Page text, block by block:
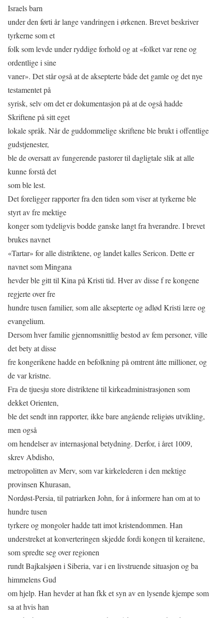
Israels barn
under den førti år lange vandringen i ørkenen. Brevet beskriver
tyrkerne som et
folk som levde under ryddige forhold og at «folket var rene og
ordentlige i sine
vaner». Det står også at de aksepterte både det gamle og det nye
testamentet på
syrisk, selv om det er dokumentasjon på at de også hadde
Skriftene på sitt eget
lokale språk. Når de guddommelige skriftene ble brukt i oﬀentlige
gudstjenester,
ble de oversatt av fungerende pastorer til dagligtale slik at alle
kunne forstå det
som ble lest.
Det foreligger rapporter fra den tiden som viser at tyrkerne ble
styrt av fre mektige
konger som tydeligvis bodde ganske langt fra hverandre. I brevet
brukes navnet
«Tartar» for alle distriktene, og landet kalles Sericon. Dette er
navnet som Mingana
hevder ble gitt til Kina på Kristi tid. Hver av disse f re kongene
regjerte over fre
hundre tusen familier, som alle aksepterte og adlød Kristi lære og
evangelium.
Dersom hver familie gjennomsnittlig bestod av fem personer, ville
det bety at disse
fre kongerikene hadde en befolkning på omtrent åtte millioner, og
de var kristne.
Fra de tjuesju store distriktene til kirkeadministrasjonen som
dekket Orienten,
ble det sendt inn rapporter, ikke bare angående religiøs utvikling,
men også
om hendelser av internasjonal betydning. Derfor, i året 1009,
skrev Abdisho,
metropolitten av Merv, som var kirkelederen i den mektige
provinsen Khurasan,
Nordøst-Persia, til patriarken John, for å informere han om at to
hundre tusen
tyrkere og mongoler hadde tatt imot kristendommen. Han
understreket at konverteringen skjedde fordi kongen til keraitene,
som spredte seg over regionen
rundt Bajkalsjøen i Siberia, var i en livstruende situasjon og ba
himmelens Gud
om hjelp. Han hevder at han fkk et syn av en lysende kjempe som
sa at hvis han